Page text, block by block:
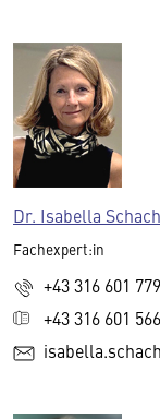
Dr. Isabella
Fachexpert:in
+43 316 601 779
+43 316 601 566